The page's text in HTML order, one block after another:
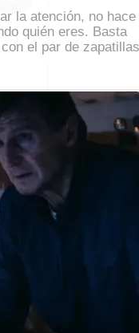
la atención, no hace
quién eres. Basta
el par de zapatillas